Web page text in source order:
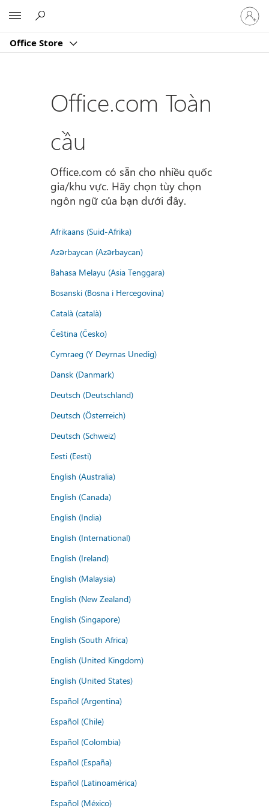
Office Store
Đăng
nhập
tài
của
Office.com Toàn
cầu
Office.com có sẵn cho nhiều quốc
gia/khu vực. Hãy chọn tùy chọn
ngôn ngữ của bạn dưới đây.
Afrikaans (Suid-Afrika)
Azərbaycan (Azərbaycan)
Bahasa Melayu (Asia Tenggara)
Bosanski (Bosna i Hercegovina)
Català (català)
Čeština (Česko)
Cymraeg (Y Deyrnas Unedig)
Dansk (Danmark)
Deutsch (Deutschland)
Deutsch (Österreich)
Deutsch (Schweiz)
Eesti (Eesti)
English (Australia)
English (Canada)
English (India)
English (International)
English (Ireland)
English (Malaysia)
English (New Zealand)
English (Singapore)
English (South Africa)
English (United Kingdom)
English (United States)
Español (Argentina)
Español (Chile)
Español (Colombia)
Español (España)
Español (Latinoamérica)
Español (México)